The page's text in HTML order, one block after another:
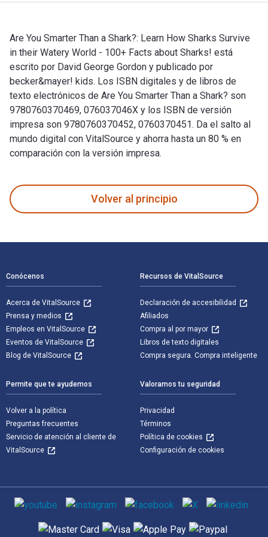
Are You Smarter Than a Shark?: Learn How Sharks Survive
in their Watery World - 100+ Facts about Sharks! está
escrito por David George Gordon y publicado por
becker&mayer! kids. Los ISBN digitales y de libros de
texto electrónicos de Are You Smarter Than a Shark? son
9780760370469, 076037046X y los ISBN de versión
impresa son 9780760370452, 0760370451. Da el salto al
mundo digital con VitalSource y ahorra hasta un 80 % en
comparación con la versión impresa.
Volver al principio
Conócenos
Acerca de VitalSource
Prensa y medios
Empleos en VitalSource
Eventos de VitalSource
Blog de VitalSource
Recursos de VitalSource
Declaración de accesibilidad
Afiliados
Compra al por mayor
Libros de texto digitales
Compra segura. Compra inteligente
Permite que te ayudemos
Volver a la política
Preguntas frecuentes
Servicio de atención al cliente de
VitalSource
Valoramos tu seguridad
Privacidad
Términos
Política de cookies
Configuración de cookies
Medios de comunicación social
Métodos de pago admitidos